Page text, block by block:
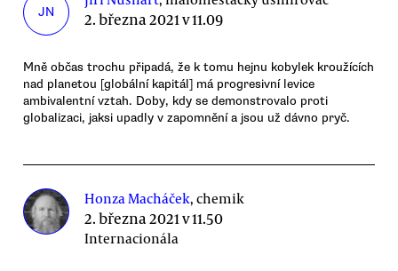
JN 2. března 2021 v 11.09
Mně občas trochu připadá, že k tomu hejnu kobylek kroužících
nad planetou [globální kapitál] má progresivní levice
ambivalentní vztah. Doby, kdy se demonstrovalo proti
globalizaci, jaksi upadly v zapomnění a jsou už dávno pryč.
Honza Macháček, chemik
2. března 2021 v 11.50
Internacionála